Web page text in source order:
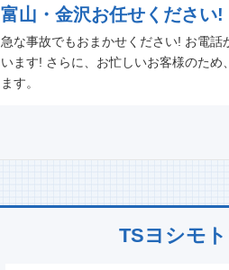
富山・金沢お任せください!
急な事故でもおまかせください! お電話
います! さらに、お忙しいお客様のため
ます。
TSヨシモ